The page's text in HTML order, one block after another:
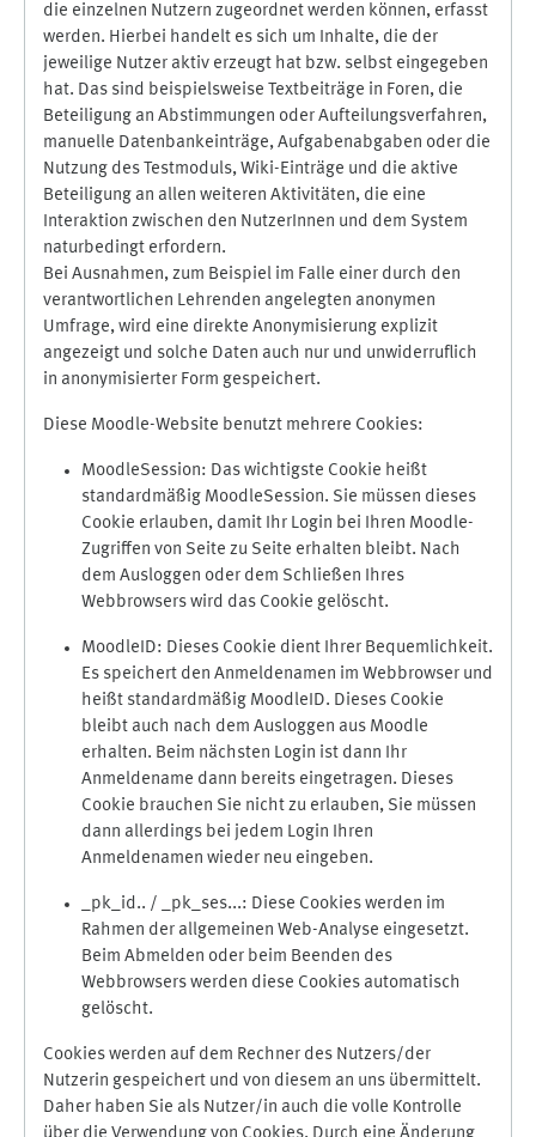
die einzelnen Nutzern zugeordnet werden können, erfasst
werden. Hierbei handelt es sich um Inhalte, die der
jeweilige Nutzer aktiv erzeugt hat bzw. selbst eingegeben
hat. Das sind beispielsweise Textbeiträge in Foren, die
Beteiligung an Abstimmungen oder Aufteilungsverfahren,
manuelle Datenbankeinträge, Aufgabenabgaben oder die
Nutzung des Testmoduls, Wiki-Einträge und die aktive
Beteiligung an allen weiteren Aktivitäten, die eine
Interaktion zwischen den NutzerInnen und dem System
naturbedingt erfordern.
Bei Ausnahmen, zum Beispiel im Falle einer durch den
verantwortlichen Lehrenden angelegten anonymen
Umfrage, wird eine direkte Anonymisierung explizit
angezeigt und solche Daten auch nur und unwiderruflich
in anonymisierter Form gespeichert.
Diese Moodle-Website benutzt mehrere Cookies:
MoodleSession: Das wichtigste Cookie heißt
standardmäßig MoodleSession. Sie müssen dieses
Cookie erlauben, damit Ihr Login bei Ihren Moodle-
Zugriffen von Seite zu Seite erhalten bleibt. Nach
dem Ausloggen oder dem Schließen Ihres
Webbrowsers wird das Cookie gelöscht.
MoodleID: Dieses Cookie dient Ihrer Bequemlichkeit.
Es speichert den Anmeldenamen im Webbrowser und
heißt standardmäßig MoodleID. Dieses Cookie
bleibt auch nach dem Ausloggen aus Moodle
erhalten. Beim nächsten Login ist dann Ihr
Anmeldename dann bereits eingetragen. Dieses
Cookie brauchen Sie nicht zu erlauben, Sie müssen
dann allerdings bei jedem Login Ihren
Anmeldenamen wieder neu eingeben.
_pk_id.. / _pk_ses...: Diese Cookies werden im
Rahmen der allgemeinen Web-Analyse eingesetzt.
Beim Abmelden oder beim Beenden des
Webbrowsers werden diese Cookies automatisch
gelöscht.
Cookies werden auf dem Rechner des Nutzers/der
Nutzerin gespeichert und von diesem an uns übermittelt.
Daher haben Sie als Nutzer/in auch die volle Kontrolle